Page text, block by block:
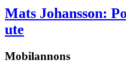
Mats Johansson:
ute
Mobilannons